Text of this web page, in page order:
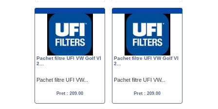
Pachet filtre UFI VW Golf VI
2...
Pachet filtre UFI VW...
Pret : 209.00
Pachet filtre UFI VW Golf VI
2...
Pachet filtre UFI VW...
Pret : 209.00